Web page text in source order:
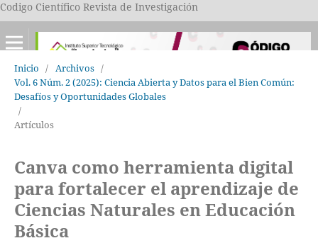
Codigo Científico Revista de Investigación
Inicio / Archivos /
Vol. 6 Núm. 2 (2025): Ciencia Abierta y Datos para el Bien Común:
Desafíos y Oportunidades Globales
/
Artículos
Canva como herramienta digital
para fortalecer el aprendizaje de
Ciencias Naturales en Educación
Básica